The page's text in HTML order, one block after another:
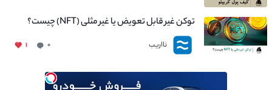
توکن غیر قابل تعویض یا غیر مثلی (NFT) چیست؟
نااریب ۰ ۱